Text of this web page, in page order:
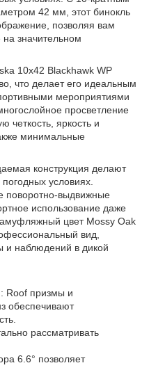
42 мм, этот бинокль
позволяя вам
значительном
10x42 Blackhawk WP
что делает его идеальным
мероприятиями
просветление
четкость, яркость и
минимальные
конструкция делают
условиях.
поворотно-выдвижные
использование даже
цвет Mossy Oak
вид,
и наблюдений в дикой
Roof призмы и
обеспечивают
рассматривать
6.6° позволяет